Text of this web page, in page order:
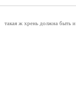
такая ж хрень должна быть и